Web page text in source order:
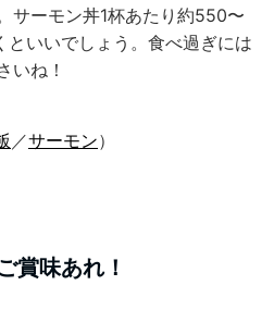
サーモン丼1杯あたり約550〜
いいでしょう。食べ過ぎには
いね！
／サーモン）
賞味あれ！